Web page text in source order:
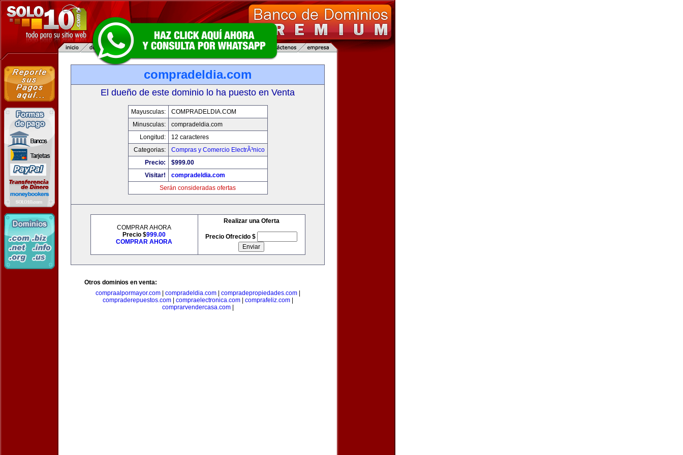
compradeldia.com
El dueño de este dominio lo ha puesto en Venta
Mayusculas:
COMPRADELDIA.COM
Minusculas:
compradeldia.com
Longitud:
12 caracteres
Categorias:
Compras y Comercio ElectrÃ³nico
Precio:
$999.00
Visitar!
compradeldia.com
Serán consideradas ofertas
COMPRAR AHORA
Precio $999.00
COMPRAR AHORA
Realizar una Oferta
Precio Ofrecido $
Otros dominios en venta:
compraalpormayor.com| compradeldia.com| compradepropiedades.com|
compraderepuestos.com| compraelectronica.com| comprafeliz.com|
comprarvendercasa.com|